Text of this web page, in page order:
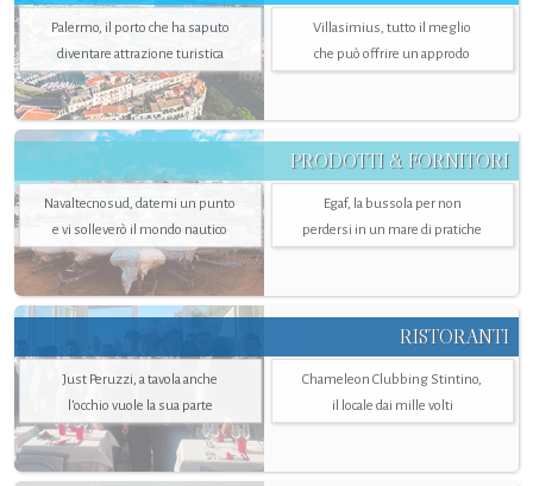
Palermo, il porto che ha saputo
diventare attrazione turistica
Villasimius, tutto il meglio
che può offrire un approdo
PRODOTTI & FORNITORI
Navaltecnosud, datemi un punto
e vi solleverò il mondo nautico
Egaf, la bussola per non
perdersi in un mare di pratiche
RISTORANTI
Just Peruzzi, a tavola anche
l’occhio vuole la sua parte
Chameleon Clubbing Stintino,
il locale dai mille volti